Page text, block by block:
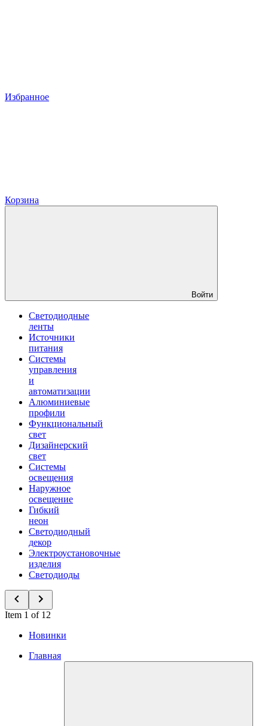
Избранное
Корзина
Войти
Светодиодные
ленты
Источники
питания
Системы
управления
и
автоматизации
Алюминиевые
профили
Функциональный
свет
Дизайнерский
свет
Системы
освещения
Наружное
освещение
Гибкий
неон
Светодиодный
декор
Электроустановочные
изделия
Светодиоды
Item 1 of 12
Новинки
Главная